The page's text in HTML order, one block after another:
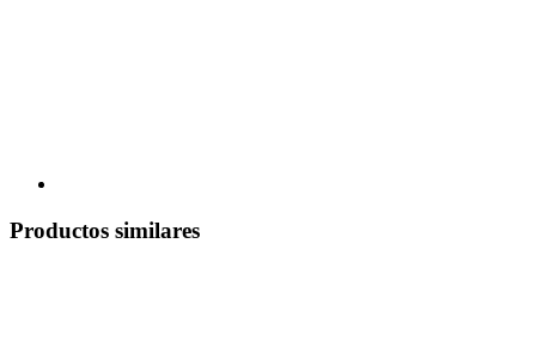
Productos similares